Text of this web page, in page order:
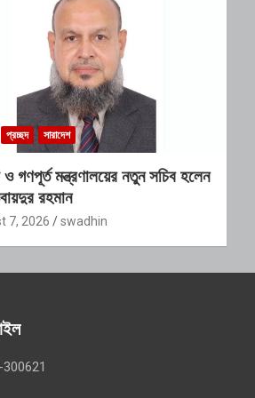
প্রচ্ছদ সারাদেশ
গণপূর্ত মন্ত্রণালয়ের নতুন সচিব হলেন
রহমান
7, 2026 swadhin